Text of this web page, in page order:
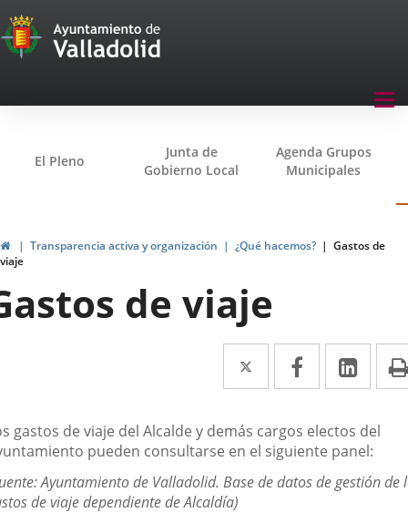
Transparencia
Menu
El Pleno
Junta de
Gobierno Local
Agenda Grupos
Municipales
HomeTransparencia activa y organización ¿Qué hacemos?
Gastos de
viaje
de viaje
Twitter
Enlace
a
una
aplicación
externa.
Facebook
Enlace
a
una
aplicación
externa.
a
una
gastos de viaje del Alcalde y demás cargos electos del
pueden consultarse en el siguiente panel:
Ayuntamiento de Valladolid. Base de datos de gestión de
de viaje dependiente de Alcaldía)